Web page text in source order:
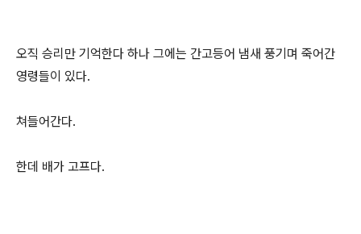
오직 승리만 기억한다 하나 그에는 간고등어 냄새 풍기며 죽어간
영령들이 있다.
쳐들어간다.
한데 배가 고프다.